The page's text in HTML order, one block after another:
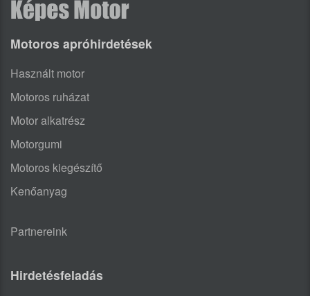
Motoros apróhirdetések
Használt motor
Motoros ruházat
Motor alkatrész
Motorgumi
Motoros kiegészítő
Kenőanyag
Partnereink
Hirdetésfeladás